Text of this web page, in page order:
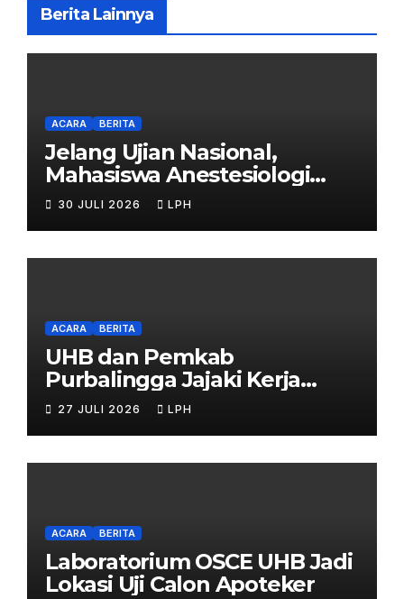
Berita Lainnya
ACARA BERITA
Jelang Ujian Nasional,
Mahasiswa Anestesiologi
UHB Jalani Simulasi
30 JULI 2026 LPH
ACARA BERITA
UHB dan Pemkab
Purbalingga Jajaki Kerja
Sama Strategis
27 JULI 2026 LPH
ACARA BERITA
Laboratorium OSCE UHB Jadi
Lokasi Uji Calon Apoteker